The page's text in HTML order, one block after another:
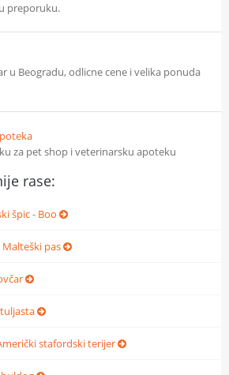
preporuku.
u Beogradu, odlicne cene i velika ponuda
za pet shop i veterinarsku apoteku
rase:
špic - Boo
Malteški pas
stafordski terijer